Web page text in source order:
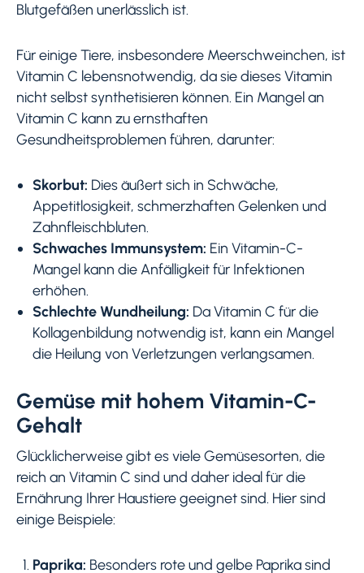
Blutgefäßen unerlässlich ist.
Für einige Tiere, insbesondere Meerschweinchen, ist
Vitamin C lebensnotwendig, da sie dieses Vitamin
nicht selbst synthetisieren können. Ein Mangel an
Vitamin C kann zu ernsthaften
Gesundheitsproblemen führen, darunter:
Skorbut: Dies äußert sich in Schwäche,
Appetitlosigkeit, schmerzhaften Gelenken und
Zahnfleischbluten.
Schwaches Immunsystem: Ein Vitamin-C-
Mangel kann die Anfälligkeit für Infektionen
erhöhen.
Schlechte Wundheilung: Da Vitamin C für die
Kollagenbildung notwendig ist, kann ein Mangel
die Heilung von Verletzungen verlangsamen.
Gemüse mit hohem Vitamin-C-
Gehalt
Glücklicherweise gibt es viele Gemüsesorten, die
reich an Vitamin C sind und daher ideal für die
Ernährung Ihrer Haustiere geeignet sind. Hier sind
einige Beispiele:
Paprika: Besonders rote und gelbe Paprika sind